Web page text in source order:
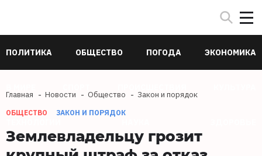
ПОЛИТИКА ОБЩЕСТВО ПОГОДА ЭКОНОМИКА
Главная Новости Общество Закон и порядок
ОБЩЕСТВО ЗАКОН И ПОРЯДОК
Землевладельцу грозит